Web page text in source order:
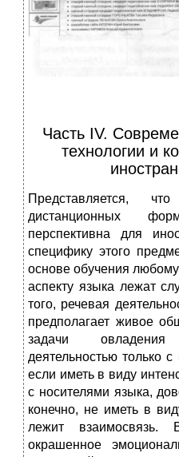
Часть IV.
технологии и
Представляется,
дистанционных
перспективна для
специфику этого
основе обучения
аспекту языка лежат
того, речевая
предполагает живое
задачи
деятельностью только
если иметь в виду
с носителями языка,
конечно, не иметь в
лежит взаимосвязь.
окрашенное